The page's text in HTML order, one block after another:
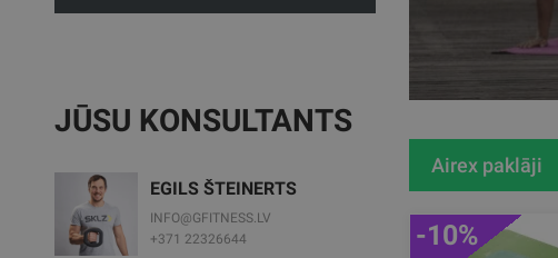
JŪSU KONSULTANTS
EGILS ŠTEINERTS
INFO@GFITNESS.LV
+371 22326644
Airex paklāji
-10%